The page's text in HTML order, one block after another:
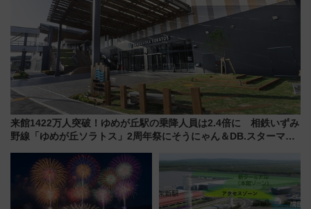
来館1422万人突破！ゆめが丘駅の乗降人員は2.4倍に 相鉄いずみ
野線「ゆめが丘ソラトス」2周年祭にそうにゃん＆DB.スターマン